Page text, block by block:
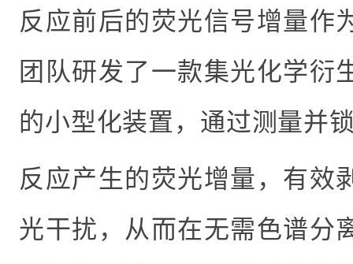
反应前后的荧光信号增量作
团队研发了一款集光化学衍
的小型化装置，通过测量并
反应产生的荧光增量，有效
光干扰，从而在无需色谱分